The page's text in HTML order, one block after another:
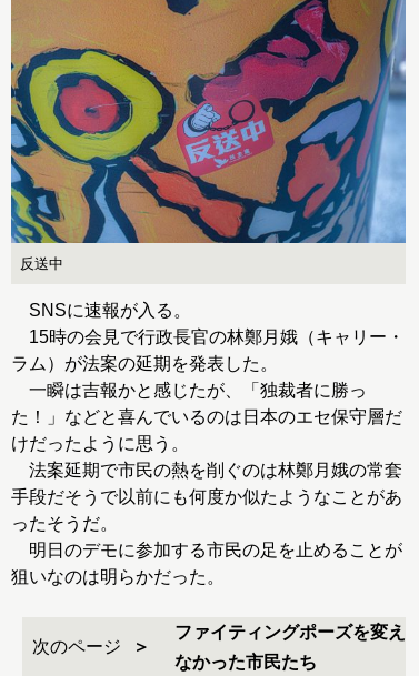
反送中
SNSに速報が入る。
15時の会見で行政長官の林鄭月娥（キャリー・
ラム）が法案の延期を発表した。
一瞬は吉報かと感じたが、「独裁者に勝っ
た！」などと喜んでいるのは日本のエセ保守層だ
けだったように思う。
法案延期で市民の熱を削ぐのは林鄭月娥の常套
手段だそうで以前にも何度か似たようなことがあ
ったそうだ。
明日のデモに参加する市民の足を止めることが
狙いなのは明らかだった。
次のページ
ファイティングポーズを変え
なかった市民たち